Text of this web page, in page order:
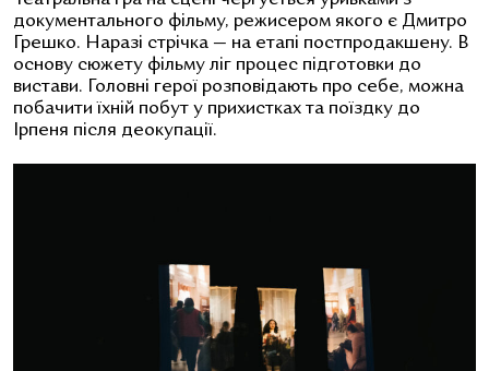
документального фільму, режисером якого є Дмитро
Грешко. Наразі стрічка — на етапі постпродакшену. В
основу сюжету фільму ліг процес підготовки до
вистави. Головні герої розповідають про себе, можна
побачити їхній побут у прихистках та поїздку до
Ірпеня після деокупації.